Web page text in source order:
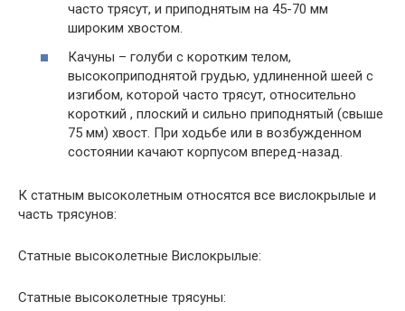
часто трясут, и приподнятым на 45-70 мм
широким хвостом.
Качуны – голуби с коротким телом,
высокоприподнятой грудью, удлиненной шеей с
изгибом, которой часто трясут, относительно
короткий , плоский и сильно приподнятый (свыше
75 мм) хвост. При ходьбе или в возбужденном
состоянии качают корпусом вперед-назад.
К статным высоколетным относятся все вислокрылые и
часть трясунов:
Статные высоколетные Вислокрылые:
Статные высоколетные трясуны: